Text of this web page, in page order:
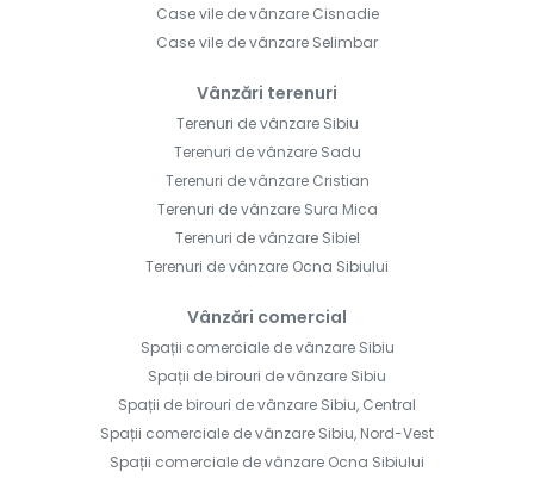
Case vile de vânzare Cisnadie
Case vile de vânzare Selimbar
Vânzări terenuri
Terenuri de vânzare Sibiu
Terenuri de vânzare Sadu
Terenuri de vânzare Cristian
Terenuri de vânzare Sura Mica
Terenuri de vânzare Sibiel
Terenuri de vânzare Ocna Sibiului
Vânzări comercial
Spații comerciale de vânzare Sibiu
Spații de birouri de vânzare Sibiu
Spații de birouri de vânzare Sibiu, Central
Spații comerciale de vânzare Sibiu, Nord-Vest
Spații comerciale de vânzare Ocna Sibiului